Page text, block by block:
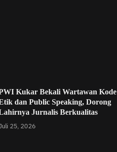
Kukar Bekali Wartawan Kode
dan Public Speaking, Dorong
Jurnalis Berkualitas
25, 2026